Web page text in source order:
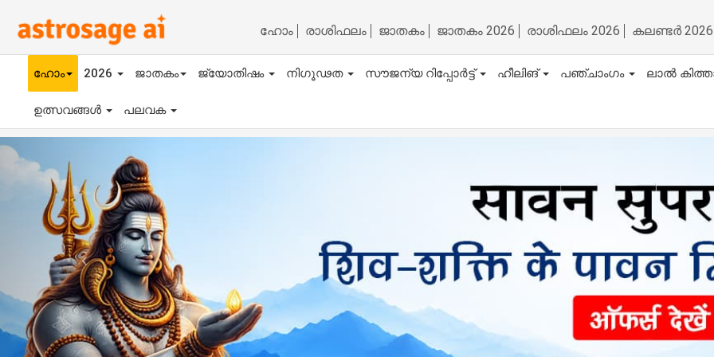
ഹോം രാശിഫലം ജാതകം ജാതകം 2026 രാശിഫലം 2026 കലണ്ടർ 2026
ഹോം 2026 ജാതകം ജ്യോതിഷം നിഗൂഢത സൗജന്യ റിപ്പോർട്ട് ഹീലിങ് പഞ്ചാംഗം ലാൽ
ഉത്സവങ്ങൾ പലവക
Previous